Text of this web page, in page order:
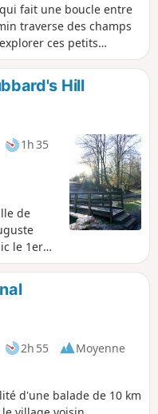
fait une boucle entre
traverse des champs
ces petits
d'une vue géniale
Hill
1h 35
de
le 1er
2h 55
Moyenne
d'une balade de 10 km